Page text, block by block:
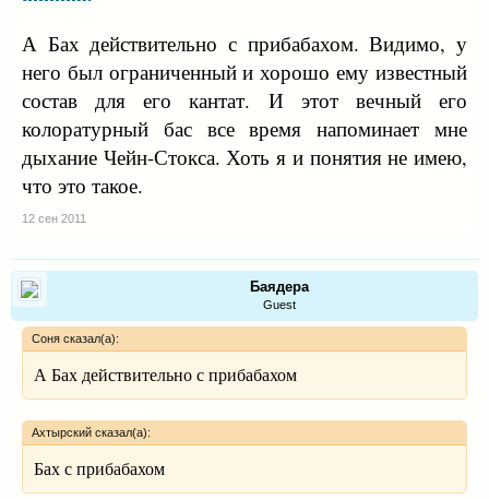
А Бах действительно с прибабахом. Видимо, у
него был ограниченный и хорошо ему известный
состав для его кантат. И этот вечный его
колоратурный бас все время напоминает мне
дыхание Чейн-Стокса. Хоть я и понятия не имею,
что это такое.
12 сен 2011
Баядера
Guest
Соня сказал(а):
А Бах действительно с прибабахом
Ахтырский сказал(а):
Бах с прибабахом